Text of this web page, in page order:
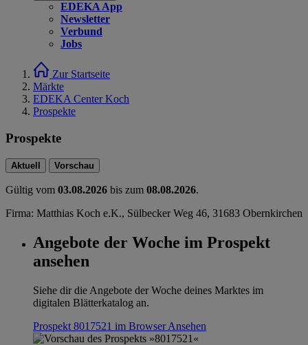
EDEKA App
Newsletter
Verbund
Jobs
Zur Startseite
Märkte
EDEKA Center Koch
Prospekte
Prospekte
Aktuell Vorschau
Gültig vom 03.08.2026 bis zum 08.08.2026.
Firma: Matthias Koch e.K., Sülbecker Weg 46, 31683 Obernkirchen
Angebote der Woche im Prospekt
ansehen
Siehe dir die Angebote der Woche deines Marktes im
digitalen Blätterkatalog an.
Prospekt 8017521 im BrowserAnsehen